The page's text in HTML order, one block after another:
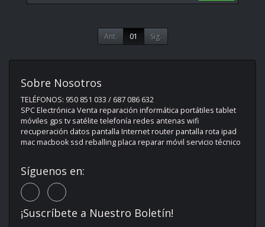
Ant. 01 Sig.
Sobre Nosotros
TELÉFONOS: 950 851 033 / 687 086 632
SPC Electrónica Venta reparación informática portátiles tablet
móviles gps tv satélite telefonía redes antenas wifi
recuperación datos pantalla Internet router pantalla rota ipad
mac macbook ssd reballing placa reparar móvil servicio técnico
Síguenos en:
¡Suscríbete a Nuestro Boletín!